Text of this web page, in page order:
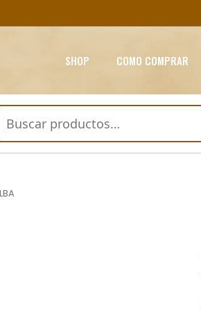
SHOP COMO COMPRAR
por: